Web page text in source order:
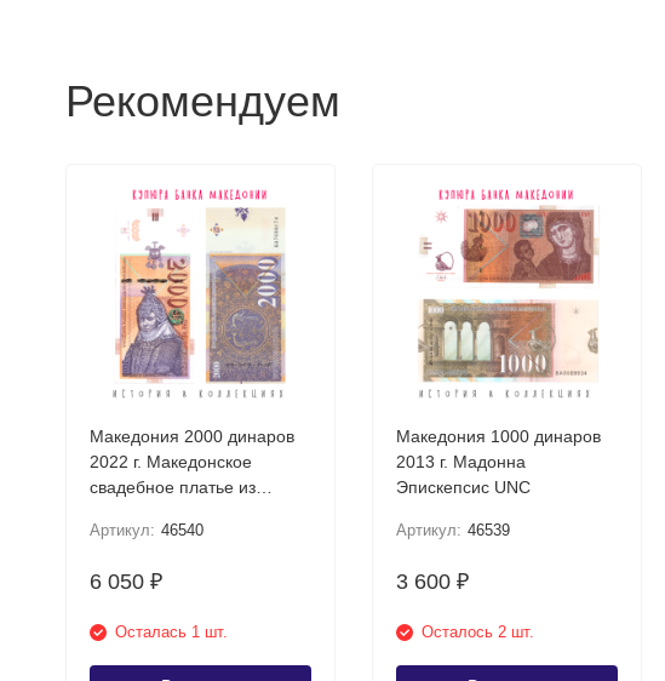
Рекомендуем
Македония 2000 динаров
2022 г. Македонское
свадебное платье из
Артикул: 46540
6 050 ₽
Осталась 1 шт.
Македония 1000 динаров
2013 г. Мадонна
Эпискепсис UNC
Артикул: 46539
3 600 ₽
Осталось 2 шт.